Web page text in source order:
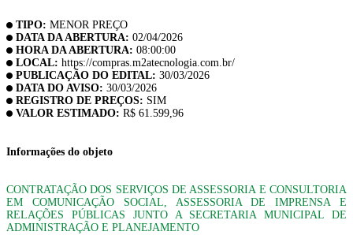
TIPO: MENOR PREÇO
DATA DA ABERTURA: 02/04/2026
HORA DA ABERTURA: 08:00:00
LOCAL: https://compras.m2atecnologia.com.br/
PUBLICAÇÃO DO EDITAL: 30/03/2026
DATA DO AVISO: 30/03/2026
REGISTRO DE PREÇOS: SIM
VALOR ESTIMADO: R$ 61.599,96
Informações do objeto
CONTRATAÇÃO DOS SERVIÇOS DE ASSESSORIA E CONSULTORIA
EM COMUNICAÇÃO SOCIAL, ASSESSORIA DE IMPRENSA E
RELAÇÕES PÚBLICAS JUNTO A SECRETARIA MUNICIPAL DE
ADMINISTRAÇÃO E PLANEJAMENTO